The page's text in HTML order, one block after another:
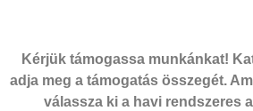
Kérjük támogassa munkánkat!
adja meg a támogatás összegét.
válassza ki a havi rendszeres